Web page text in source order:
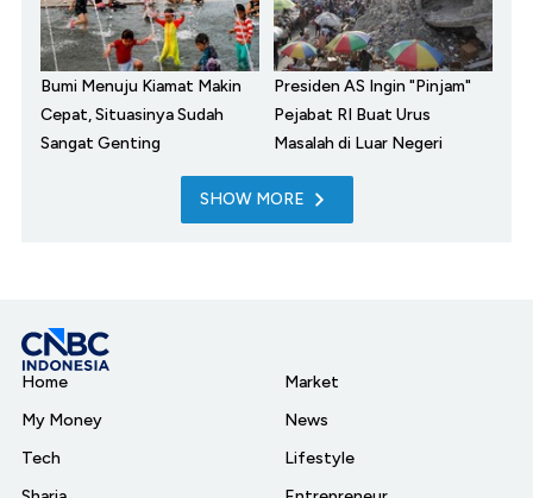
Bumi Menuju Kiamat Makin
Cepat, Situasinya Sudah
Sangat Genting
Presiden AS Ingin "Pinjam"
Pejabat RI Buat Urus
Masalah di Luar Negeri
SHOW MORE
Home
My Money
Tech
Market
News
Lifestyle